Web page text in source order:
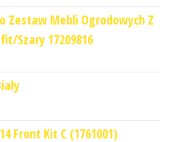
Zestaw Mebli Ogrodowych Z
Szary 17209816
Front Kit C (1761001)